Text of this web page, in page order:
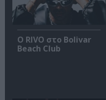
Ο RIVO στο Bolivar
Beach Club